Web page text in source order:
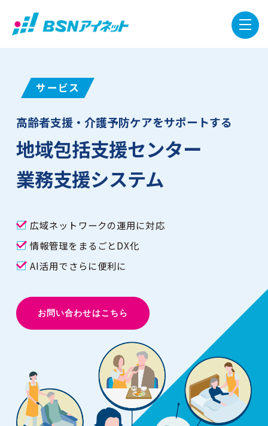
サービス
高齢者支援・介護予防ケアをサポートする
地域包括支援センター
業務支援システム
広域ネットワークの運用に対応
情報管理をまるごとDX化
AI活用でさらに便利に
お問い合わせはこちら